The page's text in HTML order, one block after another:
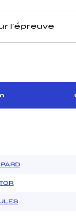
l’épreuve